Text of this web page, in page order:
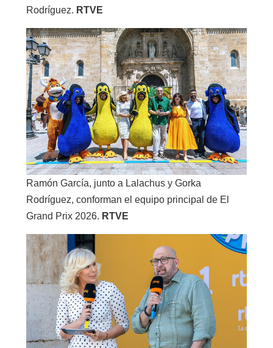
Rodríguez. RTVE
Ramón García, junto a Lalachus y Gorka
Rodríguez, conforman el equipo principal de El
Grand Prix 2026. RTVE